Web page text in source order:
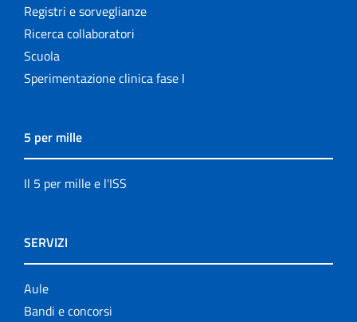
Registri e sorveglianze
Ricerca collaboratori
Scuola
Sperimentazione clinica fase I
5 per mille
Il 5 per mille e l'ISS
SERVIZI
Aule
Bandi e concorsi